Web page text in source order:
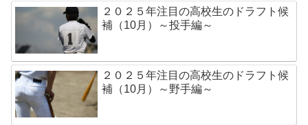
２０２５年注目の高校生のドラフト候
補（10月）～投手編～
２０２５年注目の高校生のドラフト候
補（10月）～野手編～